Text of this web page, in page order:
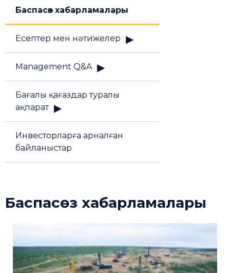
Баспасөз хабарламалары
Есептер мен нәтижелер
Management Q&A
Бағалы қағаздар туралы
ақпарат
Инвесторларға арналған
байланыстар
Баспасөз хабарламалары